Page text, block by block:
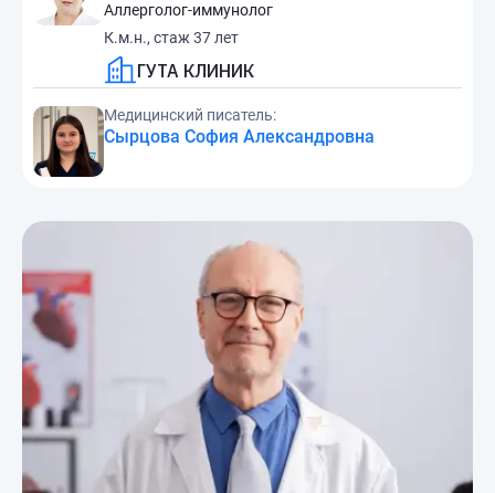
Аллерголог-иммунолог
К.м.н., стаж 37 лет
ГУТА КЛИНИК
Медицинский писатель:
Сырцова София Александровна